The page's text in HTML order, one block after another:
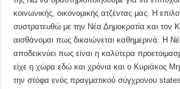
κοινωνικής, οικονομικής ατζέντας μας. Η
συστρατευθώ με την Νέα Δημοκρατία και τον
αισθάνομαι πως δικαιώνεται καθημερινά. Η
αποδεικνύει πως είναι η καλύτερα
είχε η χώρα εδώ και χρόνια και ο Κυριάκος
την στόφα ενός πραγματικού σύγχρονου